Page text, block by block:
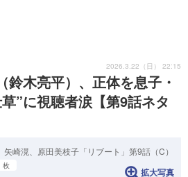
鈴木亮平）、正体を息子・
”に視聴者涙【第9話ネタ
2026.3.22（日） 22:15
矢崎滉、原田美枝子「リブート」第9話（C）
枚
拡大写真